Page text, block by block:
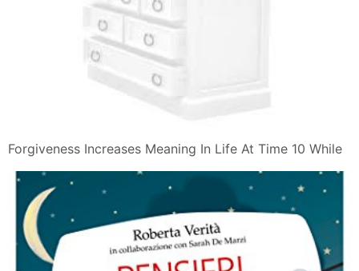
Forgiveness Increases Meaning In Life At Time 10 While